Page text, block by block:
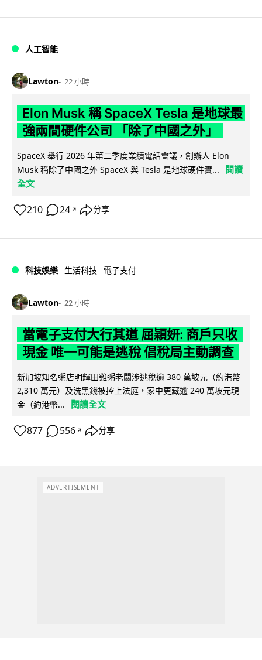
人工智能
Lawton 22 小時
Elon Musk 稱 SpaceX Tesla 是地球最
強兩間硬件公司 「除了中國之外」
SpaceX 舉行 2026 年第二季度業績電話會議，創辦人 Elon
Musk 稱除了中國之外 SpaceX 與 Tesla 是地球硬件實...
閱讀
全文
210 24 ↗ 分享
科技娛樂 生活科技 電子支付
Lawton 22 小時
當電子支付大行其道 屈穎妍: 商戶只收
現金 唯一可能是逃稅 倡稅局主動調查
新加坡知名粥店明輝田雞粥老闆涉逃稅逾 380 萬坡元（約港幣
2,310 萬元）及洗黑錢被控上法庭，家中更藏逾 240 萬坡元現
金（約港幣...
閱讀全文
877 556 ↗ 分享
ADVERTISEMENT